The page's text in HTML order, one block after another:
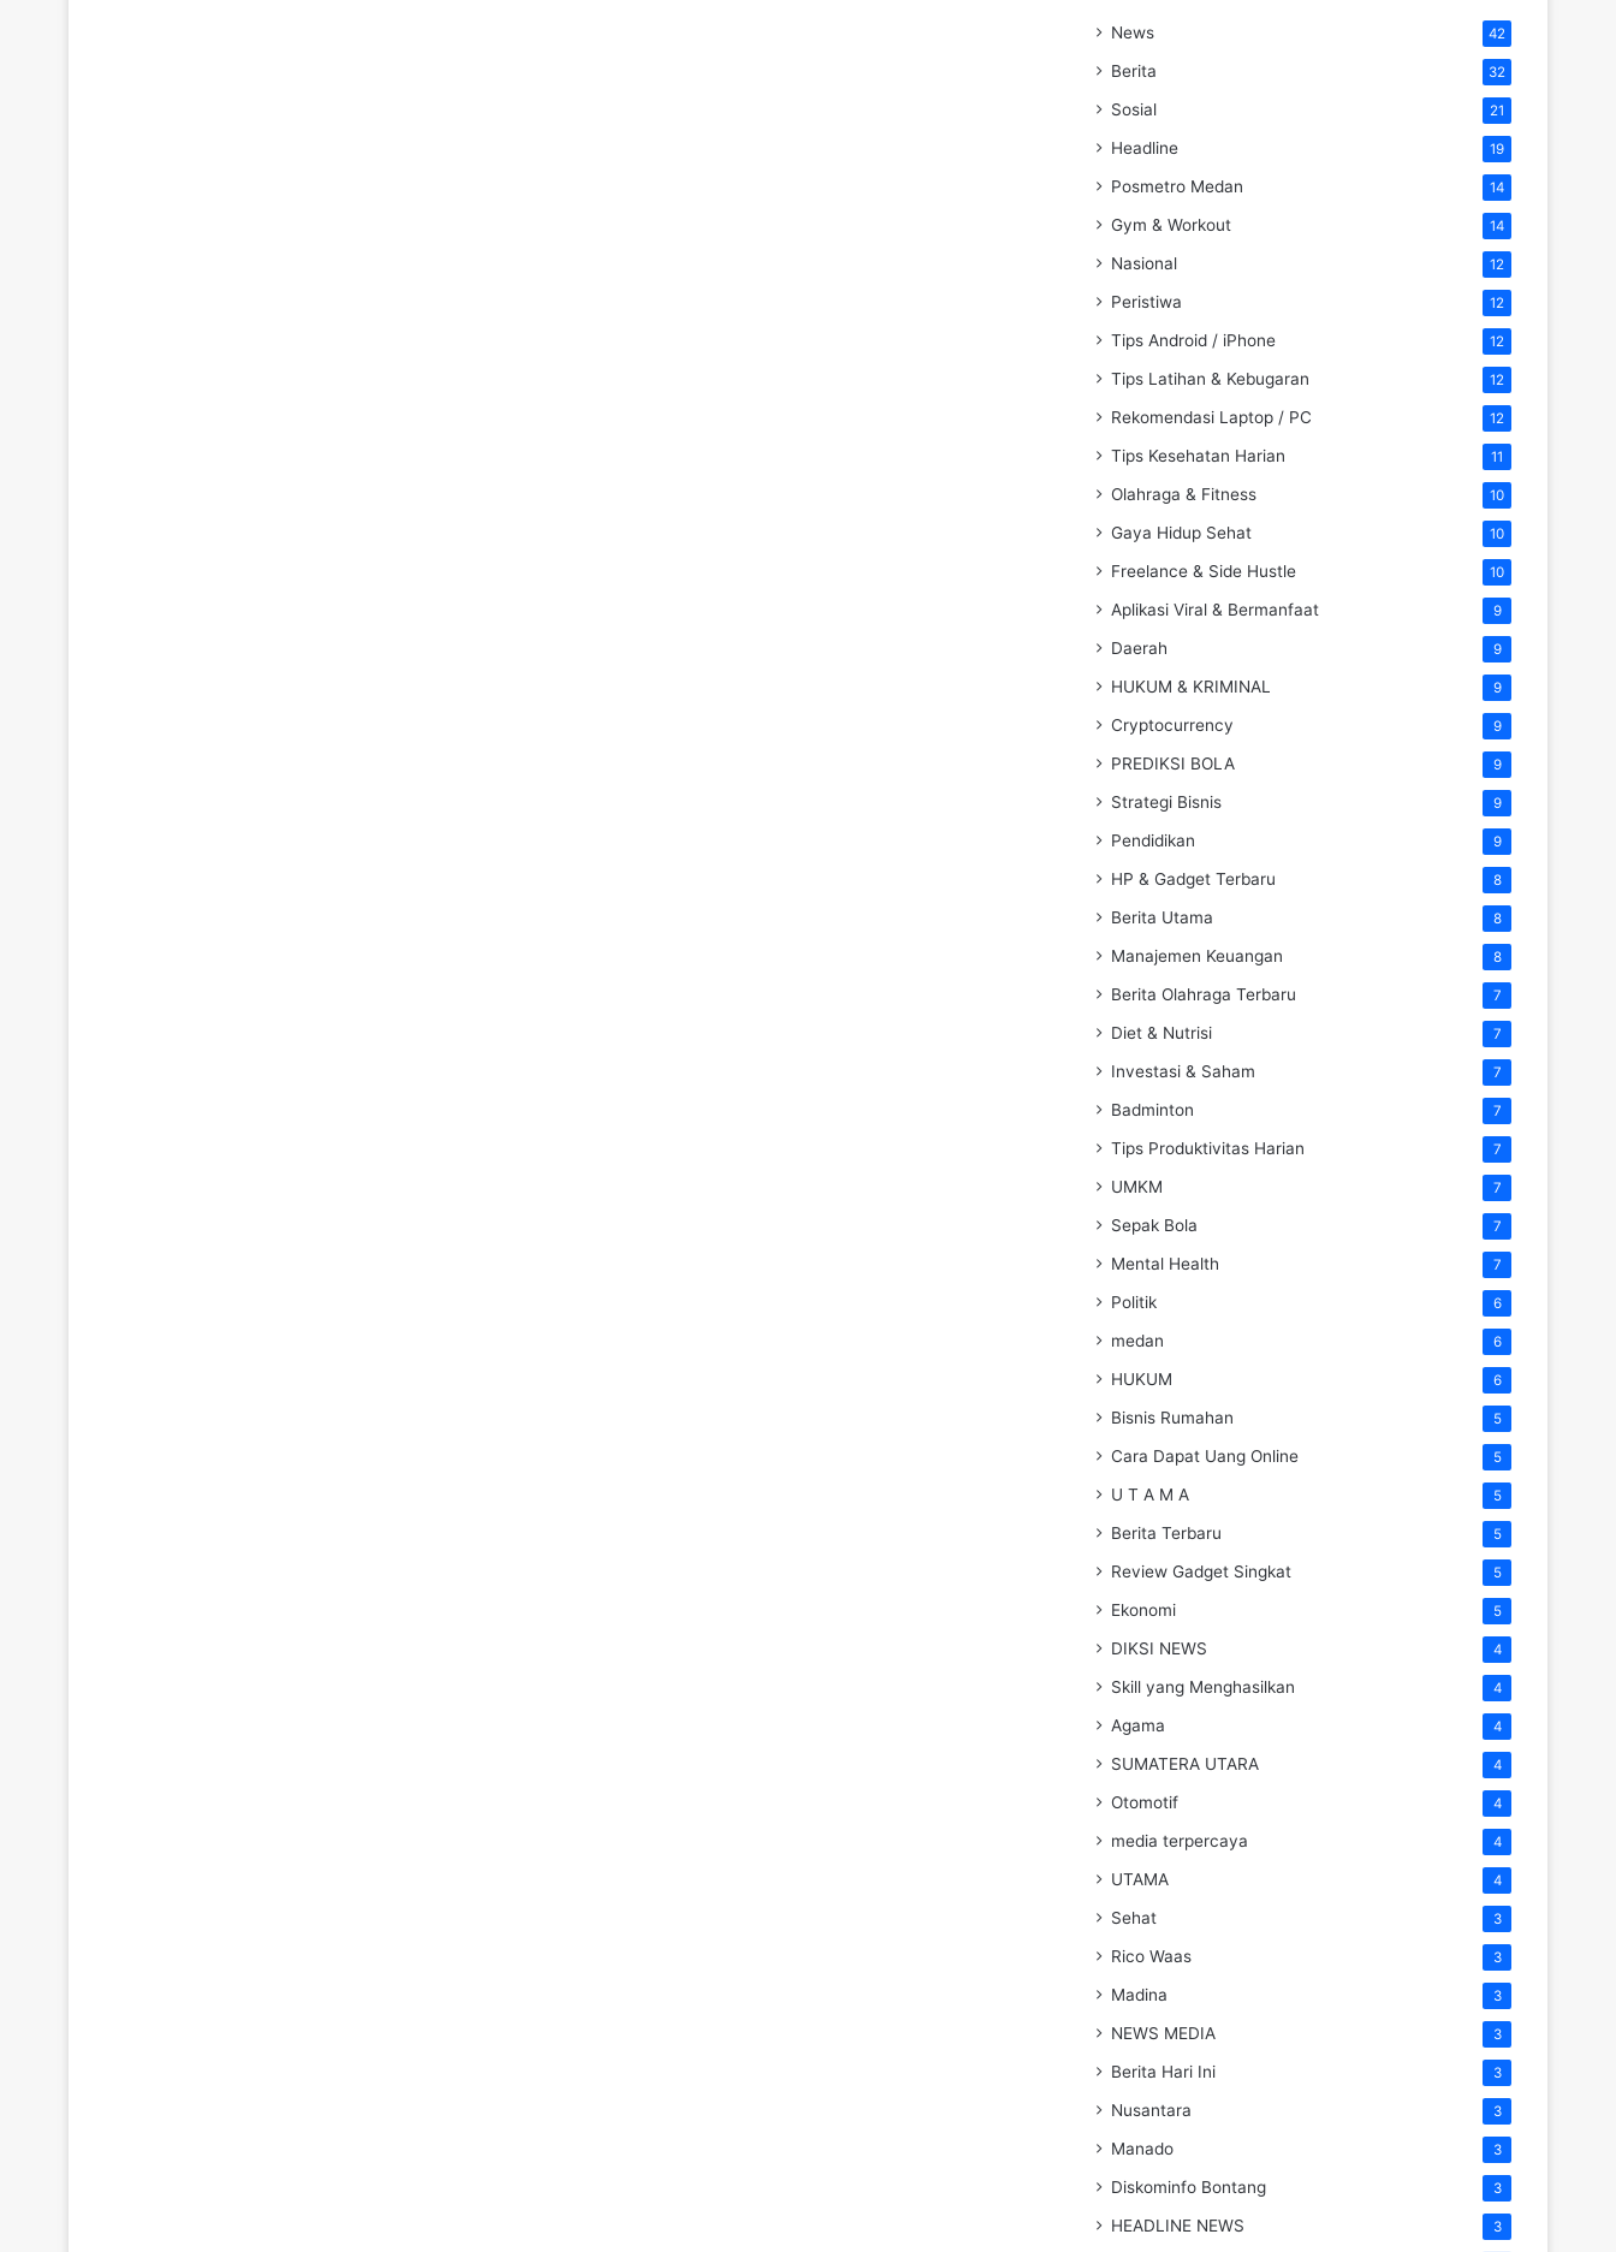
News 42
Berita 32
Sosial 21
Headline 19
Posmetro Medan 14
Gym & Workout 14
Nasional 12
Peristiwa 12
Tips Android / iPhone 12
Tips Latihan & Kebugaran 12
Rekomendasi Laptop / PC 12
Tips Kesehatan Harian 11
Olahraga & Fitness 10
Gaya Hidup Sehat 10
Freelance & Side Hustle 10
Aplikasi Viral & Bermanfaat 9
Daerah 9
HUKUM & KRIMINAL 9
Cryptocurrency 9
PREDIKSI BOLA 9
Strategi Bisnis 9
Pendidikan 9
HP & Gadget Terbaru 8
Berita Utama 8
Manajemen Keuangan 8
Berita Olahraga Terbaru 7
Diet & Nutrisi 7
Investasi & Saham 7
Badminton 7
Tips Produktivitas Harian 7
UMKM 7
Sepak Bola 7
Mental Health 7
Politik 6
medan 6
HUKUM 6
Bisnis Rumahan 5
Cara Dapat Uang Online 5
U T A M A 5
Berita Terbaru 5
Review Gadget Singkat 5
Ekonomi 5
DIKSI NEWS 4
Skill yang Menghasilkan 4
Agama 4
SUMATERA UTARA 4
Otomotif 4
media terpercaya 4
UTAMA 4
Sehat 3
Rico Waas 3
Madina 3
NEWS MEDIA 3
Berita Hari Ini 3
Nusantara 3
Manado 3
Diskominfo Bontang 3
HEADLINE NEWS 3